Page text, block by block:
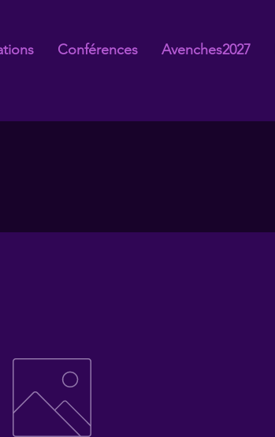
Conférences Avenches2027